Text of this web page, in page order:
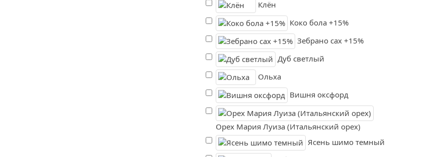
Клён
Коко бола +15%
Зебрано сах +15%
Дуб светлый
Ольха
Вишня оксфорд
Орех Мария Луиза (Итальянский орех)
Ясень шимо темный